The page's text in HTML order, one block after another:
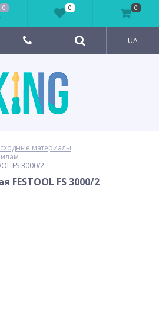
UA
материалы
FS 3000/2
FS 3000/2
0 0 0